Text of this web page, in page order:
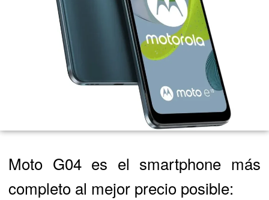
Moto G04 es el smartphone más
completo al mejor precio posible: